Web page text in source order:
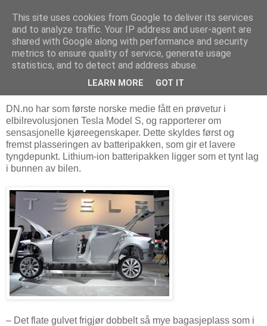
Arkitektur & Miljøteknologi
04 oktober 2011
Nå kommer super-elbilen - Tesla S
DN.no har som første norske medie fått en prøvetur i
elbilrevolusjonen Tesla Model S, og rapporterer om
sensasjonelle kjøreegenskaper. Dette skyldes først og
fremst plasseringen av batteripakken, som gir et lavere
tyngdepunkt. Lithium-ion batteripakken ligger som et tynt lag
i bunnen av bilen.
– Det flate gulvet frigjør dobbelt så mye bagasjeplass som i
This site uses cookies from Google to deliver its services
and to analyze traffic. Your IP address and user-agent are
shared with Google along with performance and security
metrics to ensure quality of service, generate usage
statistics, and to detect and address abuse.
LEARN MORE GOT IT